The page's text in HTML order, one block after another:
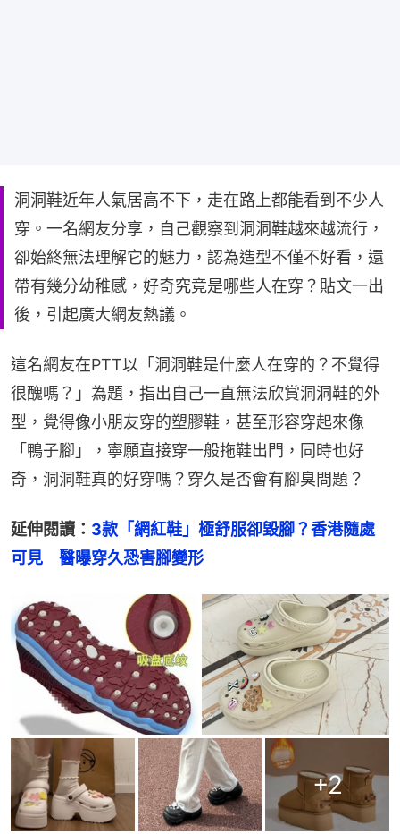
洞洞鞋近年人氣居高不下，走在路上都能看到不少人
穿。一名網友分享，自己觀察到洞洞鞋越來越流行，
卻始終無法理解它的魅力，認為造型不僅不好看，還
帶有幾分幼稚感，好奇究竟是哪些人在穿？貼文一出
後，引起廣大網友熱議。
這名網友在PTT以「洞洞鞋是什麼人在穿的？不覺得
很醜嗎？」為題，指出自己一直無法欣賞洞洞鞋的外
型，覺得像小朋友穿的塑膠鞋，甚至形容穿起來像
「鴨子腳」，寧願直接穿一般拖鞋出門，同時也好
奇，洞洞鞋真的好穿嗎？穿久是否會有腳臭問題？
延伸閱讀： 3款「網紅鞋」極舒服卻毀腳？香港隨處
可見　醫曝穿久恐害腳變形
+2